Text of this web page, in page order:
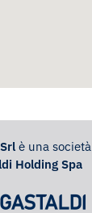
è una
Holding Spa